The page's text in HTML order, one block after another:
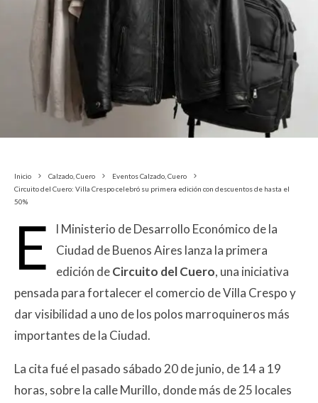
Inicio Calzado, Cuero
Eventos Calzado, Cuero
Circuito del Cuero: Villa Crespo celebró su primera edición con descuentos de hasta el
50%
E
l Ministerio de Desarrollo Económico de la
Ciudad de Buenos Aires lanza la primera
edición deCircuito del Cuero, una iniciativa
pensada para fortalecer el comercio de Villa Crespo y
dar visibilidad a uno de los polos marroquineros más
importantes de la Ciudad.
La cita fué el pasado sábado 20 de junio, de 14 a 19
horas, sobre la calle Murillo, donde más de 25 locales